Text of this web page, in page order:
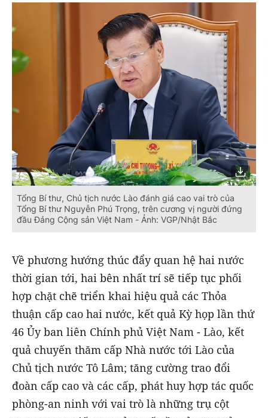
Tổng Bí thư, Chủ tịch nước Lào đánh giá cao vai trò của
Tổng Bí thư Nguyễn Phú Trọng, trên cương vị người đứng
đầu Đảng Cộng sản Việt Nam - Ảnh: VGP/Nhật Bắc
Về phương hướng thúc đẩy quan hệ hai nước
thời gian tới, hai bên nhất trí sẽ tiếp tục phối
hợp chặt chẽ triển khai hiệu quả các Thỏa
thuận cấp cao hai nước, kết quả Kỳ họp lần thứ
46 Ủy ban liên Chính phủ Việt Nam - Lào, kết
quả chuyến thăm cấp Nhà nước tới Lào của
Chủ tịch nước Tô Lâm; tăng cường trao đổi
đoàn cấp cao và các cấp, phát huy hợp tác quốc
phòng-an ninh với vai trò là những trụ cột